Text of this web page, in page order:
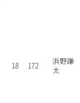
18 172
浜野謙
太